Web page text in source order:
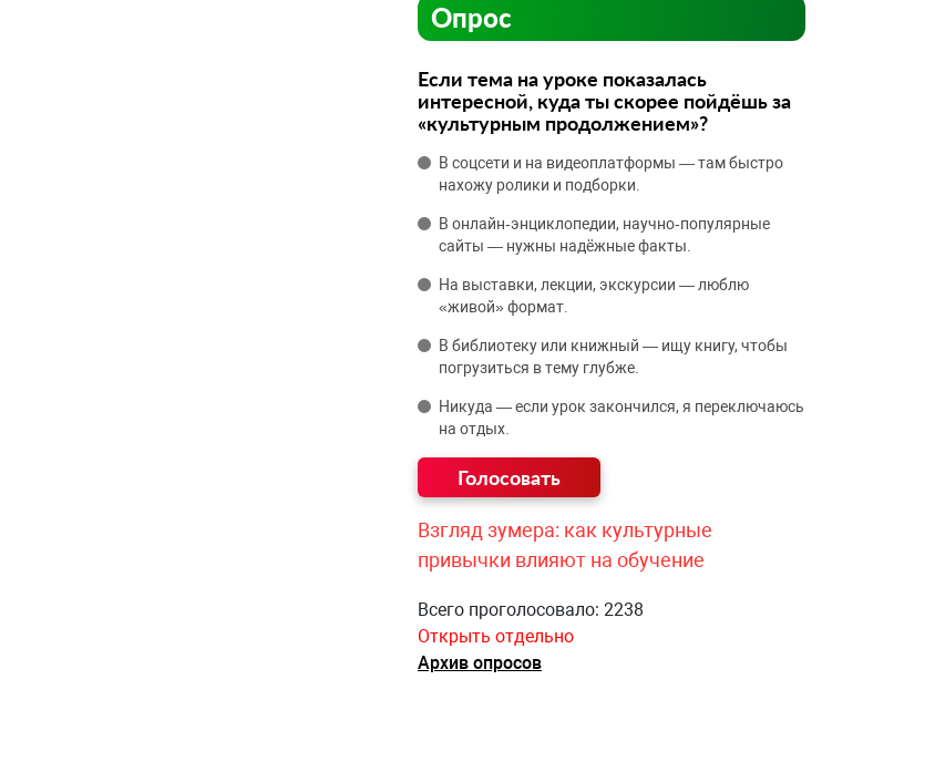
Опрос
Если тема на уроке показалась
интересной, куда ты скорее пойдёшь за
«культурным продолжением»?
В соцсети и на видеоплатформы — там быстро
нахожу ролики и подборки.
В онлайн‑энциклопедии, научно‑популярные
сайты — нужны надёжные факты.
На выставки, лекции, экскурсии — люблю
«живой» формат.
В библиотеку или книжный — ищу книгу, чтобы
погрузиться в тему глубже.
Никуда — если урок закончился, я переключаюсь
на отдых.
Взгляд зумера: как культурные
привычки влияют на обучение
Всего проголосовало: 2238
Открыть отдельно
Архив опросов